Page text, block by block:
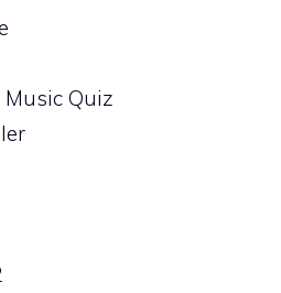
Quiz